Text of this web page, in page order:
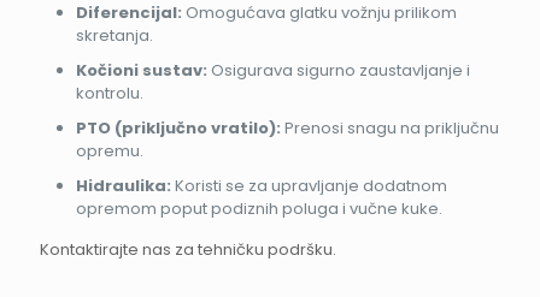
Diferencijal: Omogućava glatku vožnju prilikom
skretanja.
Kočioni sustav: Osigurava sigurno zaustavljanje i
kontrolu.
PTO (priključno vratilo): Prenosi snagu na priključnu
opremu.
Hidraulika: Koristi se za upravljanje dodatnom
opremom poput podiznih poluga i vučne kuke.
Kontaktirajte nas za tehničku podršku.